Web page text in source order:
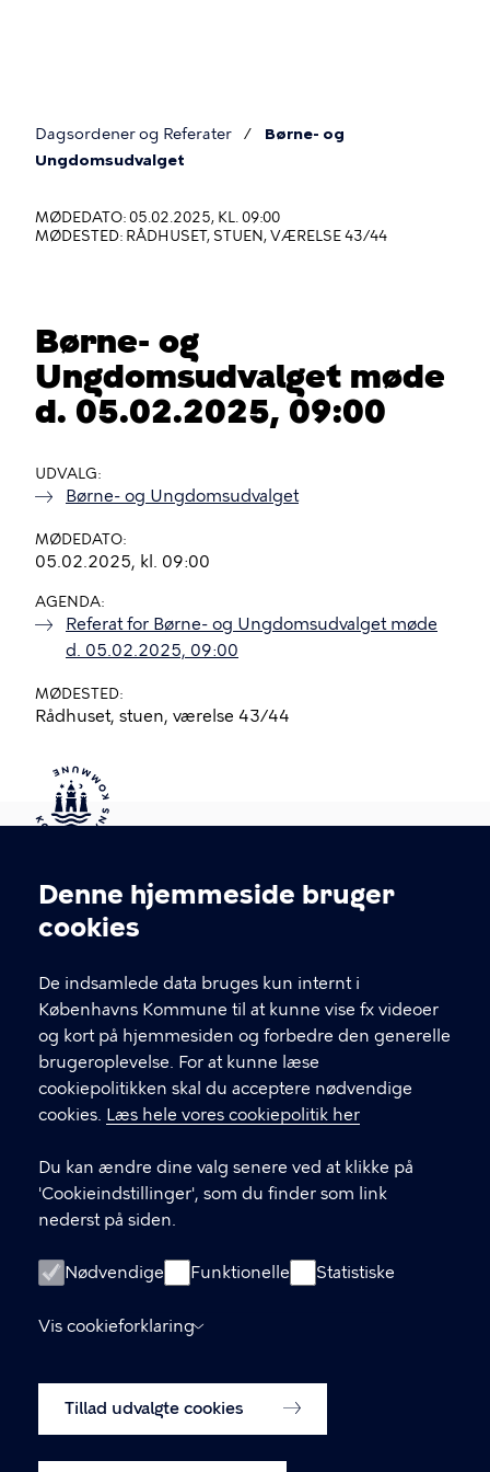
Cookieindstillinger
Denne hjemmeside bruger
cookies
De indsamlede data bruges kun internt i
Københavns Kommune til at kunne vise fx videoer
og kort på hjemmesiden og forbedre den generelle
brugeroplevelse. For at kunne læse
cookiepolitikken skal du acceptere nødvendige
cookies. Læs hele vores cookiepolitik her
Du kan ændre dine valg senere ved at klikke på
'Cookieindstillinger', som du finder som link
nederst på siden.
Nødvendige Funktionelle Statistiske
Vis cookieforklaring
Tillad udvalgte cookies
Du
her
Dagsordener og Referater
Børne- og
Ungdomsudvalget
MØDEDATO: 05.02.2025, KL. 09:00
MØDESTED: RÅDHUSET, STUEN, VÆRELSE 43/44
Børne- og
Ungdomsudvalget møde
d. 05.02.2025, 09:00
UDVALG
Børne- og Ungdomsudvalget
MØDEDATO
05.02.2025, kl. 09:00
AGENDA
Referat for Børne- og Ungdomsudvalget møde
d. 05.02.2025, 09:00
MØDESTED
Rådhuset, stuen, værelse 43/44
Kontakt Københavns Kommune
T
fFind andre kontakter her
CVR-nummer64942212
GENVEJE
Digital Post
Databeskyttelse
Tilgængelighedserklæring
Om hjemmesiden
Cookiepolitik